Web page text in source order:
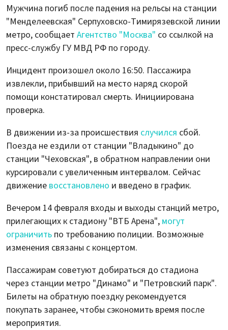
Мужчина погиб после падения на рельсы на станции
"Менделеевская" Серпуховско-Тимирязевской линии
метро, сообщает Агентство "Москва" со ссылкой на
пресс-службу ГУ МВД РФ по городу.
Инцидент произошел около 16:50. Пассажира
извлекли, прибывший на место наряд скорой
помощи констатировал смерть. Инициирована
проверка.
В движении из-за происшествия случился сбой.
Поезда не ездили от станции "Владыкино" до
станции "Чеховская", в обратном направлении они
курсировали с увеличенным интервалом. Сейчас
движение восстановлено и введено в график.
Вечером 14 февраля входы и выходы станций метро,
прилегающих к стадиону "ВТБ Арена", могут
ограничить по требованию полиции. Возможные
изменения связаны с концертом.
Пассажирам советуют добираться до стадиона
через станции метро "Динамо" и "Петровский парк".
Билеты на обратную поездку рекомендуется
покупать заранее, чтобы сэкономить время после
мероприятия.